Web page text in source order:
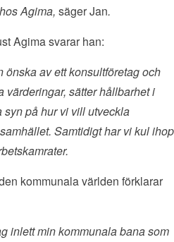
Agima, säger Jan.
Agima svarar han:
av ett konsultföretag och
värderingar, sätter hållbarhet i
syn på hur vi vill utveckla
Samtidigt har vi kul ihop
kommunala världen förklarar
inlett min kommunala bana som